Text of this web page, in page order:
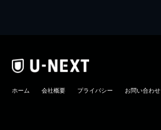
ホーム 会社概要 プライバシー お問い合わせ